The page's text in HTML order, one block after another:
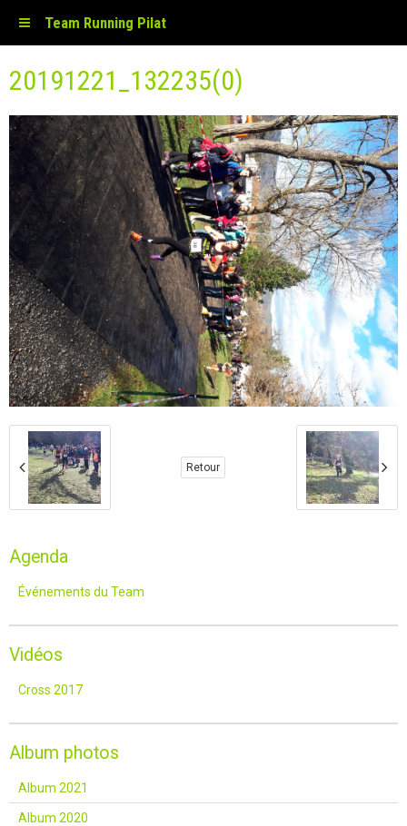
Team Running Pilat
20191221_132235(0)
Retour
Agenda
Événements du Team
Vidéos
Cross 2017
Album photos
Album 2021
Album 2020